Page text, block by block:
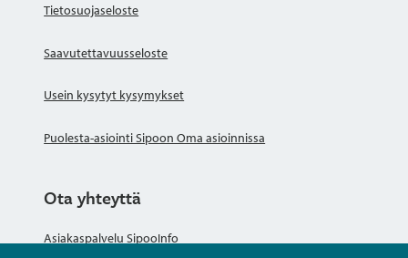
Tietosuojaseloste
Saavutettavuusseloste
Usein kysytyt kysymykset
Puolesta-asiointi Sipoon Oma asioinnissa
Ota yhteyttä
Asiakaspalvelu SipooInfo